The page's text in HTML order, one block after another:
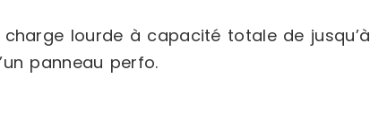
lourde à capacité totale de jusqu’à
panneau perfo.